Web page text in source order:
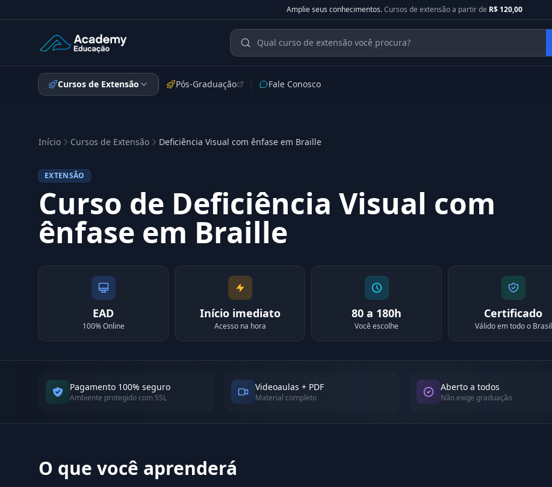
Amplie seus conhecimentos.Cursos de extensão a partir de R$ 120,00
Academy Extensão
Cursos de Extensão Pós-Graduação Fale Conosco
Início Cursos de Extensão Deficiência Visual com ênfase em Braille
EXTENSÃO
Curso de Deficiência Visual com
ênfase em Braille
EAD
100% Online
Início imediato
Acesso na hora
80 a 180h
Você escolhe
Certificado
Válido em todo o Brasil
Pagamento 100% seguro
Ambiente protegido com SSL
Videoaulas + PDF
Material completo
Aberto a todos
Não exige graduação
O que você aprenderá